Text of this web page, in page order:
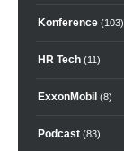
Konference (103)
HR Tech (11)
ExxonMobil (8)
Podcast (83)